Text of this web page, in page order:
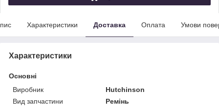
Характеристики Доставка Оплата Умови
Характеристики
Основні
Виробник
Hutchinson
Вид запчастини
Ремінь